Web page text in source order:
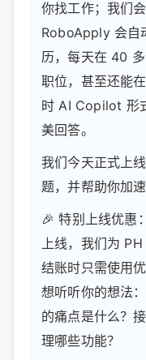
你找工作；我们
RoboApply 会自
历，每天在 40
职位，甚至还能
时 AI Copilot 形
美回答。
我们今天正式上
题，并帮助你加速
🎉 特别上线优惠
上线，我们为 PH
结账时只需使用
想听听你的想法
的痛点是什么？
理哪些功能？